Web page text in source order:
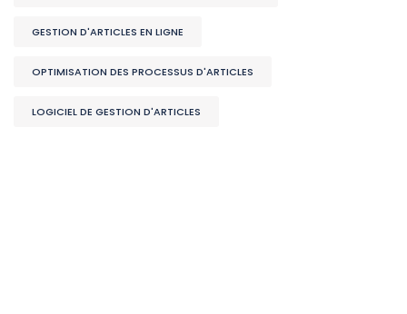
GESTION D'ARTICLES EN LIGNE
OPTIMISATION DES PROCESSUS D'ARTICLES
LOGICIEL DE GESTION D'ARTICLES